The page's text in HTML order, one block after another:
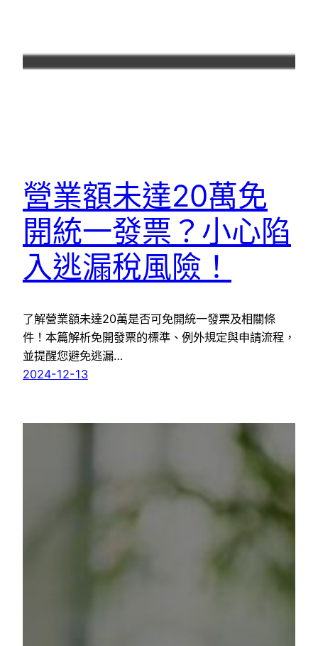
營業額未達20萬免
開統一發票？小心陷
入逃漏稅風險！
了解營業額未達20萬是否可免開統一發票及相關條
件！本篇解析免開發票的標準、例外規定與申請流程，
並提醒您避免逃漏…
2024-12-13